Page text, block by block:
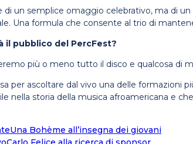
di un semplice omaggio celebrativo, ma di
Una formula che consente al trio di
il pubblico del PercFest?
più o meno tutto il disco e qualcosa di
per ascoltare dal vivo una delle
nella storia della musica afroamericana e
Una Bohème all’insegna dei giovani